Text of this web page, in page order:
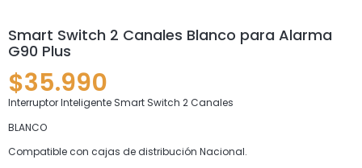
Smart Switch 2 Canales Blanco para Alarma
G90 Plus
$35.990
Interruptor Inteligente Smart Switch 2 Canales
BLANCO
Compatible con cajas de distribución Nacional.